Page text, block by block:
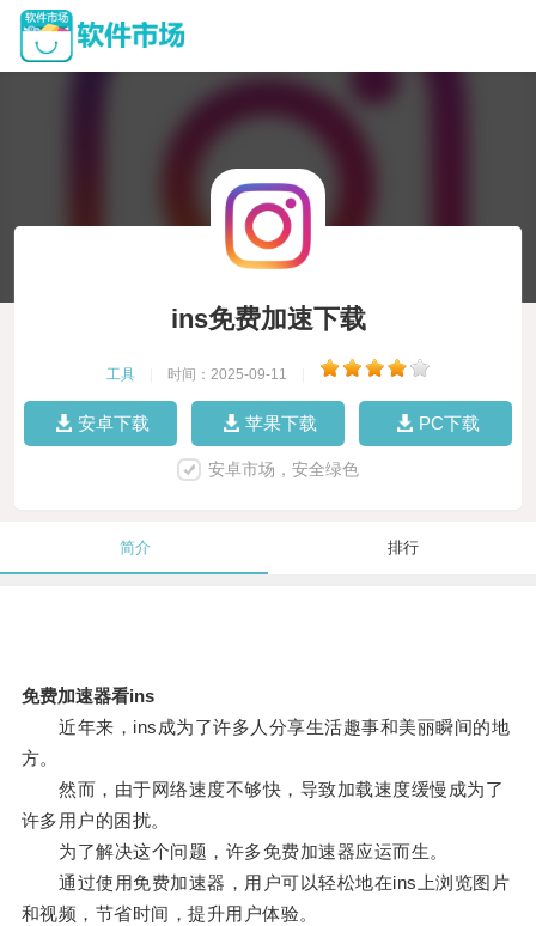
ins免费加速下载
工具 时间：2025-09-11
安卓下载 苹果下载 PC下载
安卓市场，安全绿色
简介 排行
免费加速器看ins
近年来，ins成为了许多人分享生活趣事和美丽瞬间的地
方。
然而，由于网络速度不够快，导致加载速度缓慢成为了
许多用户的困扰。
为了解决这个问题，许多免费加速器应运而生。
通过使用免费加速器，用户可以轻松地在ins上浏览图片
和视频，节省时间，提升用户体验。